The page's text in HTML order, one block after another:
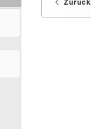
Zurück